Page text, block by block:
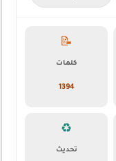
📝
كلمات
1394
♻️
تحديث